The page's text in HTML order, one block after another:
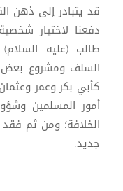
قد يتبادر إلى ذهن
دفعنا لاختيار
طالب (عليه
السلف ومشروع بعض
كأبي بكر وعمر
أمور المسلمين
الخلافة؛ ومن ثم
جديد.